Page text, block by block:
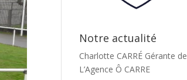
Notre actualité
Charlotte CARRÉ Gérante de
L’Agence Ô CARRE